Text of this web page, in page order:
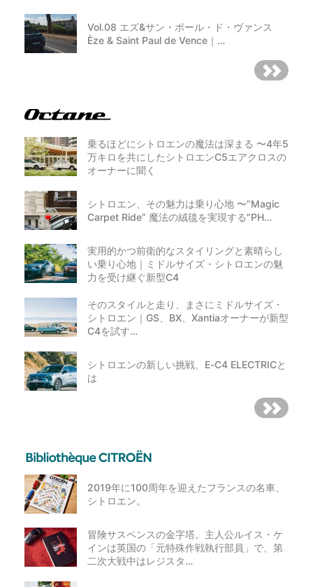
Vol.08 エズ&サン・ポール・ド・ヴァンス
Èze & Saint Paul de Vence｜…
乗るほどにシトロエンの魔法は深まる 〜4年5
万キロを共にしたシトロエンC5エアクロスの
オーナーに聞く
シトロエン、その魅力は乗り心地 〜”Magic
Carpet Ride” 魔法の絨毯を実現する”PH…
実用的かつ前衛的なスタイリングと素晴らし
い乗り心地｜ミドルサイズ・シトロエンの魅
力を受け継ぐ新型C4
そのスタイルと走り、まさにミドルサイズ・
シトロエン｜GS、BX、Xantiaオーナーが新型
C4を試す…
シトロエンの新しい挑戦、E-C4 ELECTRICと
は
2019年に100周年を迎えたフランスの名車、
シトロエン。
冒険サスペンスの金字塔。主人公ルイス・ケ
インは英国の「元特殊作戦執行部員」で、第
二次大戦中はレジスタ…